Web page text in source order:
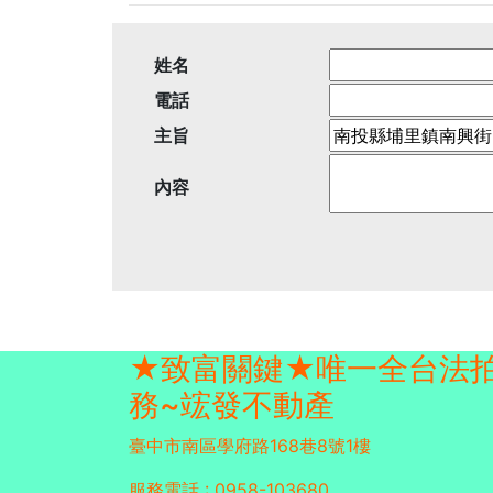
姓名
電話
主旨
內容
★致富關鍵★唯一全台法
務~竤發不動產
臺中市南區學府路168巷8號1樓